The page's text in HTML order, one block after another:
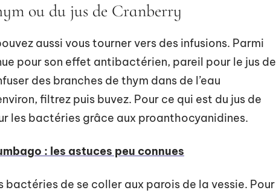
ou du jus de Cranberry
aussi vous tourner vers des infusions. Parmi
pour son effet antibactérien, pareil pour le jus de
des branches de thym dans de l’eau
filtrez puis buvez. Pour ce qui est du jus de
les bactéries grâce aux proanthocyanidines.
: les astuces peu connues
bactéries de se coller aux parois de la vessie. Pour